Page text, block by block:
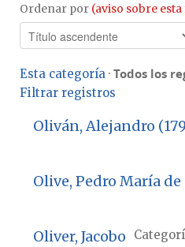
Ordenar por (aviso sobre
Esta categoría · Todos los
Filtrar registros
Oliván, Alejandro
Olive, Pedro María de
Oliver, Jacobo